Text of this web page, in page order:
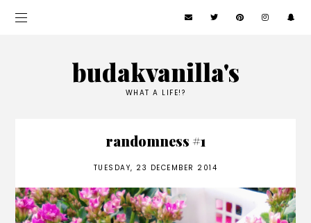
budakvanilla's
WHAT A LIFE!?
randomness #1
TUESDAY, 23 DECEMBER 2014